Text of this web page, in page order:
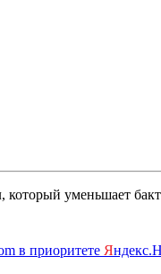
который уменьшает
в приоритете Я